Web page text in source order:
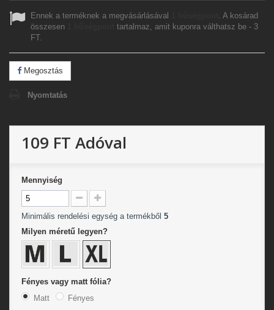
Ennek a terméknek a megvásárlásával
. A kosárad
összesen
tartalmaz, amit kuponra válthatsz be - 3
FT.
Megosztás
Nyomtatás
109 FT Adóval
Mennyiség
Minimális rendelési egység a termékből 5
Milyen méretű legyen?
Fényes vagy matt fólia?
Matt
Fényes